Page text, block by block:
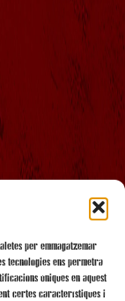
per emmagatzemar
tecnologies ens permetrà
úniques en aquest
certes característiques i